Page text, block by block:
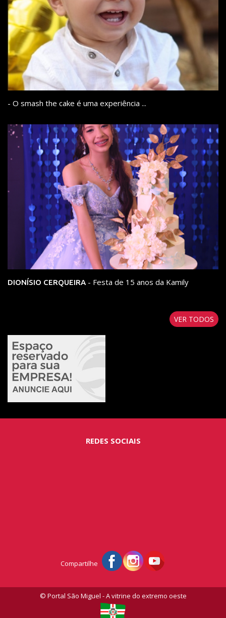
- O smash the cake é uma experiência ...
DIONÍSIO CERQUEIRA - Festa de 15 anos da Kamily
VER TODOS
REDES SOCIAIS
Compartilhe
© Portal São Miguel - A vitrine do extremo oeste